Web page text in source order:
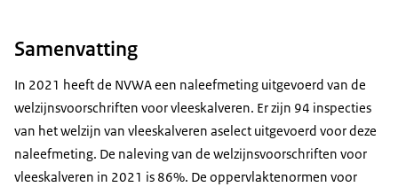
Samenvatting
In 2021 heeft de NVWA een naleefmeting uitgevoerd van de
welzijnsvoorschriften voor vleeskalveren. Er zijn 94 inspecties
van het welzijn van vleeskalveren aselect uitgevoerd voor deze
naleefmeting. De naleving van de welzijnsvoorschriften voor
vleeskalveren in 2021 is 86%. De oppervlaktenormen voor